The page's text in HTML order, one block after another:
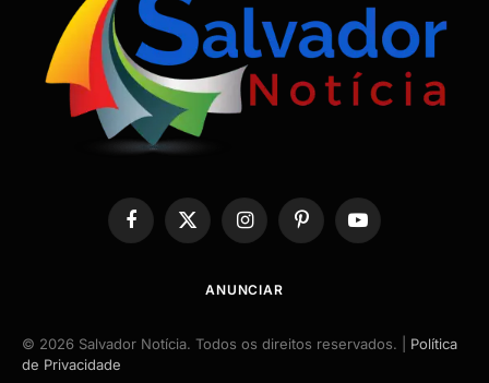
Facebook
X
(Twitter)
InstagramPinterestYouTube
ANUNCIAR
© 2026 Salvador Notícia. Todos os direitos reservados. | Política
de Privacidade